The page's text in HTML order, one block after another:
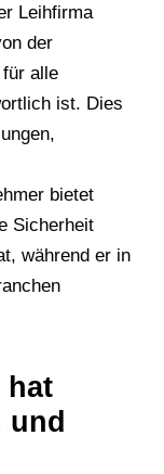
Leihfirma
der
alle
ist. Dies
bietet
Sicherheit
während er in
hat